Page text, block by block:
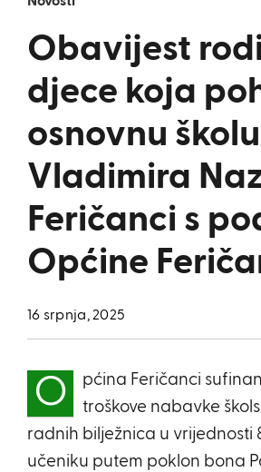
Obavijest
djece koja
osnovnu školu
Vladimira
Feričanci s
Općine
16 srpnja, 2025
O
pćina Feričanci
troškove nabavke
radnih bilježnica u vrijednosti
učeniku putem poklon bona